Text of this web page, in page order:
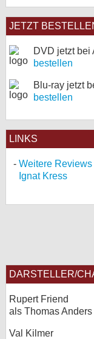
JETZT
DVD jetzt bei
bestellen
Blu-ray jetzt
bestellen
LINKS
Weitere Reviews
Ignat Kress
DARSTELLER/
Rupert Friend
als Thomas Anders
Val Kilmer